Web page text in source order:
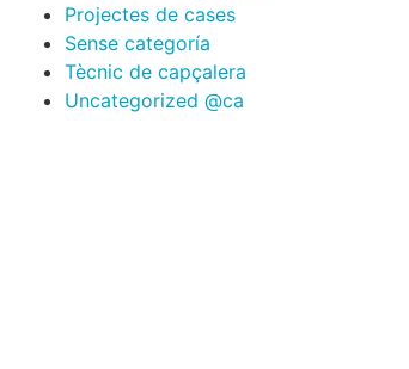
Projectes de cases
Sense categoría
Tècnic de capçalera
Uncategorized @ca